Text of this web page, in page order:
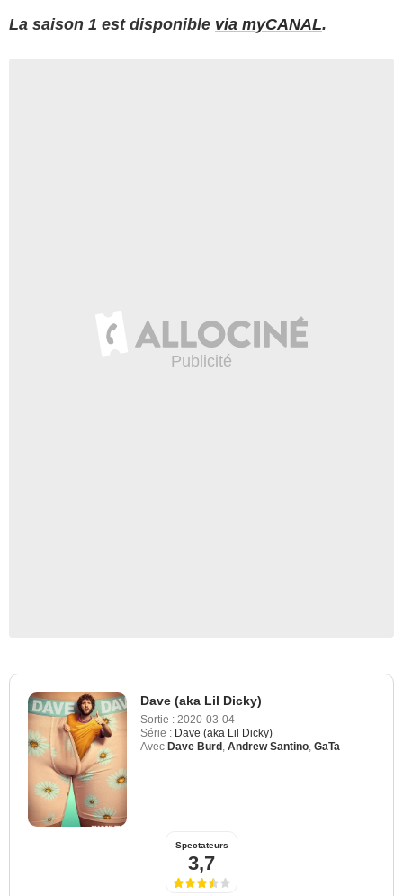
La saison 1 est disponible via myCANAL.
Dave (aka Lil Dicky)
Sortie : 2020-03-04
Série : Dave (aka Lil Dicky)
Avec Dave Burd, Andrew Santino, GaTa
Spectateurs
3,7